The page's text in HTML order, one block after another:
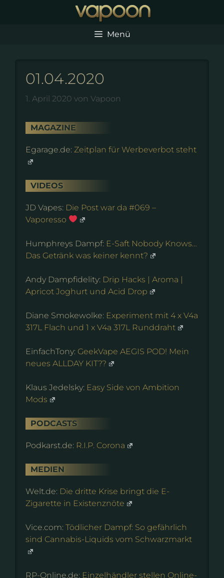
Menü
01.04.2020
1. April 2020 von Vapoon
MAGAZINE
Egarage.de: Zeitplan für Werbeverbot steht
VIDEOS
JD Vapes: Die Post war da #069 –
Vaporesso
Humphreys Dampf: E-Saft Nobody Knows…
Das Getränk was keiner kennt?
Andy Dampfidelity: Drip Hacks | Aroma |
Apricot Joghurt und Acid Drop
Diane Smokewolke: Experiment mit 4 x V4a
317L Flach und 1 x V4a 317L Runddraht
EinfachTony: GeekVape AEGIS POD! Mein
neues ALLDAY KIT??
Klaus Jedelsky: Easy Side von Ambition
Mods
PODCASTS
Podkarst.de: R.I.P. Corona
MEDIEN
Welt.de: Die dritte Krise bringt die E-
Zigarette in Existenznöte
Vice.com: Tödlicher Dampf: So gefährlich
sind Cannabis-Liquids vom Schwarzmarkt
RP-Online.de: Einzelhändler stellen Online-